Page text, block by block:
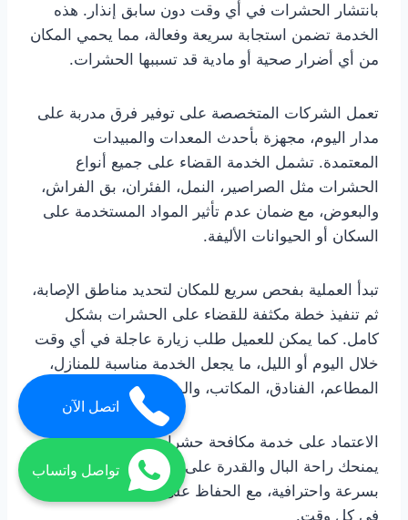
بانتشار الحشرات في أي وقت دون سابق إنذار. هذه
الخدمة تضمن استجابة سريعة وفعالة، مما يحمي المكان
من أي أضرار صحية أو مادية قد تسببها الحشرات.
تعمل الشركات المتخصصة على توفير فرق مدربة على
مدار اليوم، مجهزة بأحدث المعدات والمبيدات
المعتمدة. تشمل الخدمة القضاء على جميع أنواع
الحشرات مثل الصراصير، النمل، الفئران، بق الفراش،
والبعوض، مع ضمان عدم تأثير المواد المستخدمة على
السكان أو الحيوانات الأليفة.
تبدأ العملية بفحص سريع للمكان لتحديد مناطق الإصابة،
ثم تنفيذ خطة مكثفة للقضاء على الحشرات بشكل
كامل. كما يمكن للعميل طلب زيارة عاجلة في أي وقت
خلال اليوم أو الليل، ما يجعل الخدمة مناسبة للمنازل،
المطاعم، الفنادق، المكاتب، والمستودعات.
الاعتماد على خدمة مكافحة حشرات 24 ساعة خوانيج
يمنحك راحة البال والقدرة على حل أي مشكلة طارئة
بسرعة واحترافية، مع الحفاظ على بيئة صحية ونظيفة
في كل وقت.
اتصل الآن
تواصل واتساب